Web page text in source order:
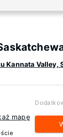
Kannata Valley,
mapę